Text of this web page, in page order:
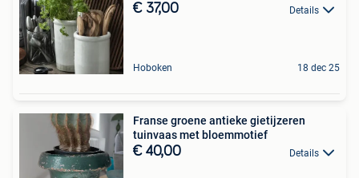
€ 37,00 Details
Hoboken 18 dec 25
Franse groene antieke gietijzeren
tuinvaas met bloemmotief
€ 40,00 Details